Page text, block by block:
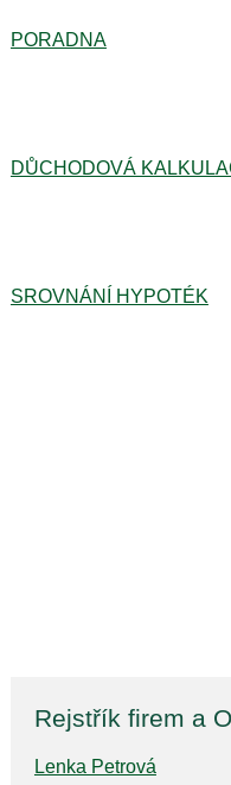
PORADNA
DŮCHODOVÁ
SROVNÁNÍ HYPOTÉK
Rejstřík firem a
Lenka Petrová